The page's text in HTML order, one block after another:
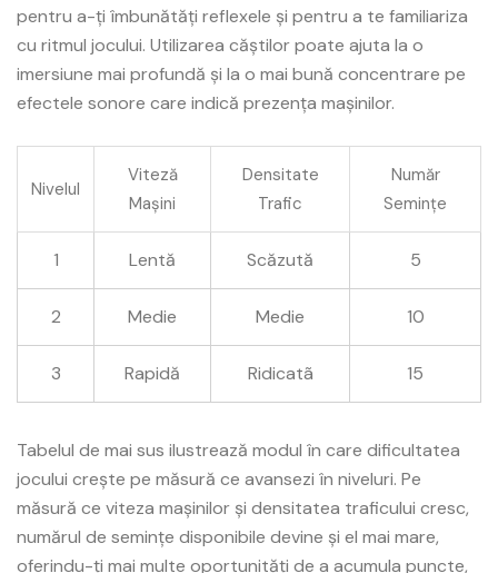
pentru a-ți îmbunătăți reflexele și pentru a te familiariza
cu ritmul jocului. Utilizarea căștilor poate ajuta la o
imersiune mai profundă și la o mai bună concentrare pe
efectele sonore care indică prezența mașinilor.
Nivelul
Viteză
Mașini
Densitate
Trafic
Număr
Semințe
1 Lentă Scăzută 5
2 Medie Medie 10
3 Rapidă Ridicatã 15
Tabelul de mai sus ilustrează modul în care dificultatea
jocului crește pe măsură ce avansezi în niveluri. Pe
măsură ce viteza mașinilor și densitatea traficului cresc,
numărul de semințe disponibile devine și el mai mare,
oferindu-ți mai multe oportunități de a acumula puncte,